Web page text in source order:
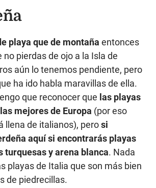
playa que de montaña entonces
pierdas de ojo a la Isla de
aún lo tenemos pendiente, pero
ha ido habla maravillas de ella.
que reconocer que las playas
mejores de Europa (por eso
llena de italianos), perosi
aquí si encontrarás playas
turquesas y arena blanca. Nada
playas de Italia que son más bien
de piedrecillas.